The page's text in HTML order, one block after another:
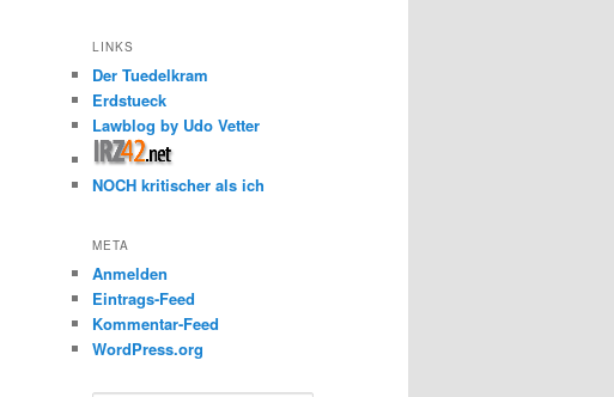
LINKS
Der Tuedelkram
Erdstueck
Lawblog by Udo Vetter
NOCH kritischer als ich
META
Anmelden
Eintrags-Feed
Kommentar-Feed
WordPress.org